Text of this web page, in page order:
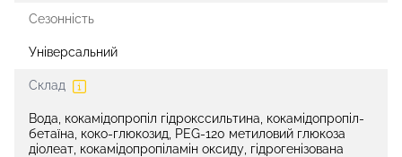
Сезонність
Універсальний
Склад
Вода, кокамідопропіл гідрокссильтина, кокамідопропіл-
бетаїна, коко-глюкозид, PEG-120 метиловий глюкоза
діолеат, кокамідопропіламін оксиду, гідрогенізована